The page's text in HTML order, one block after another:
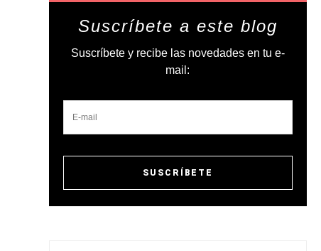
Suscríbete a este blog
Suscríbete y recibe las novedades en tu e-
mail: